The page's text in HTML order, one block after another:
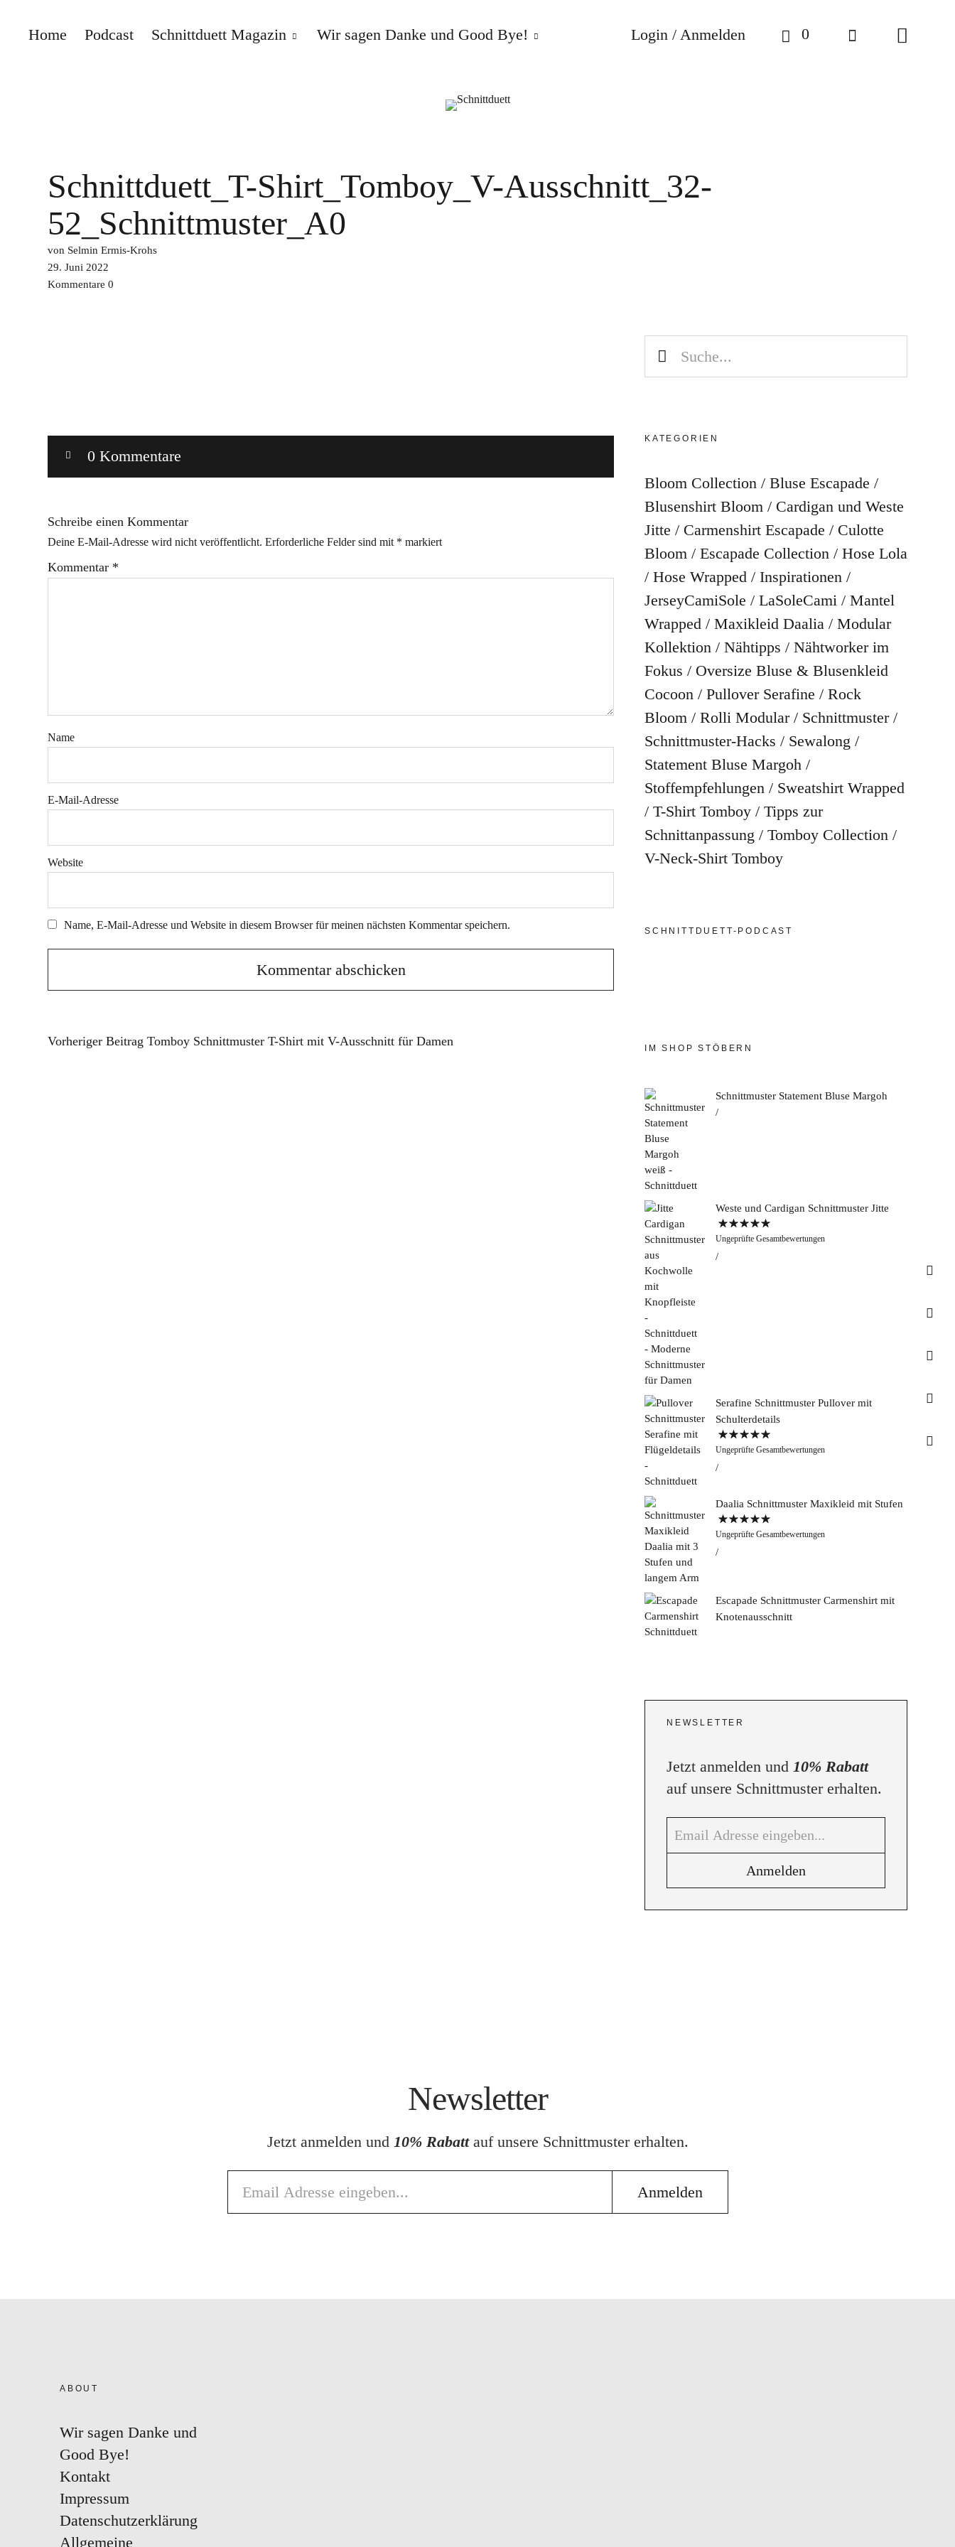
Home Podcast Schnittduett Magazin Wir sagen Danke und Good Bye! Login / Anmelden 0
&
Schnittduett_T-Shirt_Tomboy_V-Ausschnitt_32-
52_Schnittmuster_A0
von Selmin Ermis-Krohs
29. Juni 2022
Kommentare 0
0 Kommentare
Schreibe einen Kommentar
Deine E-Mail-Adresse wird nicht veröffentlicht. Erforderliche Felder sind mit * markiert
Kommentar *
Name
E-Mail-Adresse
Website
Name, E-Mail-Adresse und Website in diesem Browser für meinen nächsten Kommentar speichern.
Vorheriger Beitrag Tomboy Schnittmuster T-Shirt mit V-Ausschnitt für Damen
KATEGORIEN
Bloom Collection
Bluse Escapade
Blusenshirt Bloom
Cardigan und Weste
Jitte
Carmenshirt Escapade
Culotte
Bloom
Escapade Collection
Hose Lola
Hose Wrapped
Inspirationen
JerseyCamiSole
LaSoleCami
Mantel
Wrapped
Maxikleid Daalia
Modular
Kollektion
Nähtipps
Nähtworker im
Fokus
Oversize Bluse & Blusenkleid
Cocoon
Pullover Serafine
Rock
Bloom
Rolli Modular
Schnittmuster
Schnittmuster-Hacks
Sewalong
Statement Bluse Margoh
Stoffempfehlungen
Sweatshirt Wrapped
T-Shirt Tomboy
Tipps zur
Schnittanpassung
Tomboy Collection
V-Neck-Shirt Tomboy
SCHNITTDUETT-PODCAST
IM SHOP STÖBERN
Schnittmuster Statement Bluse Margoh
Weste und Cardigan Schnittmuster Jitte
Bewertet mit
5.00von 5
Ungeprüfte Gesamtbewertungen
Serafine Schnittmuster Pullover mit
Schulterdetails
Bewertet mit
5.00von 5
Ungeprüfte Gesamtbewertungen
Daalia Schnittmuster Maxikleid mit Stufen
Bewertet mit
5.00von 5
Ungeprüfte Gesamtbewertungen
Escapade Schnittmuster Carmenshirt mit
Knotenausschnitt
NEWSLETTER
Jetzt anmelden und 10% Rabatt
auf unsere Schnittmuster erhalten.
Newsletter
Jetzt anmelden und 10% Rabattauf unsere Schnittmuster erhalten.
ABOUT
Wir sagen Danke und
Good Bye!
Kontakt
Impressum
Datenschutzerklärung
Allgemeine